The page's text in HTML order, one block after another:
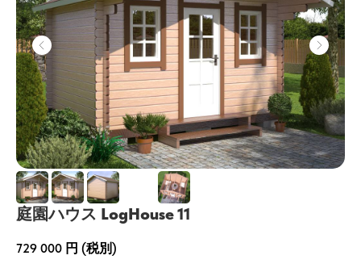
庭園ハウス LogHouse 11
729 000 円 (税別)